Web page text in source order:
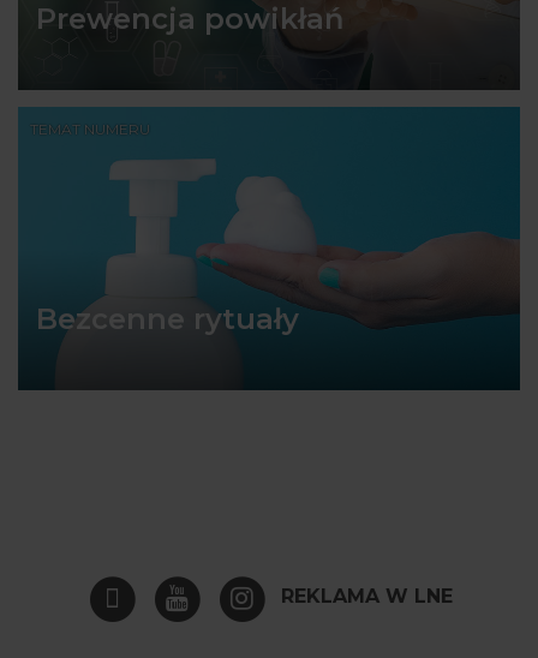
Prewencja powikłań
TEMAT NUMERU
Bezcenne rytuały
REKLAMA W LNE